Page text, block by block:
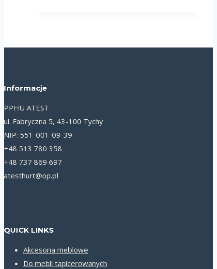
Informacje
PPHU ATEST
ul. Fabryczna 5, 43-100 Tychy
NIP: 551-001-09-39
+48 513 780 358
+48 737 869 697
atesthurt@op.pl
QUICK LINKS
Akcesoria meblowe
Do mebli tapicerowanych